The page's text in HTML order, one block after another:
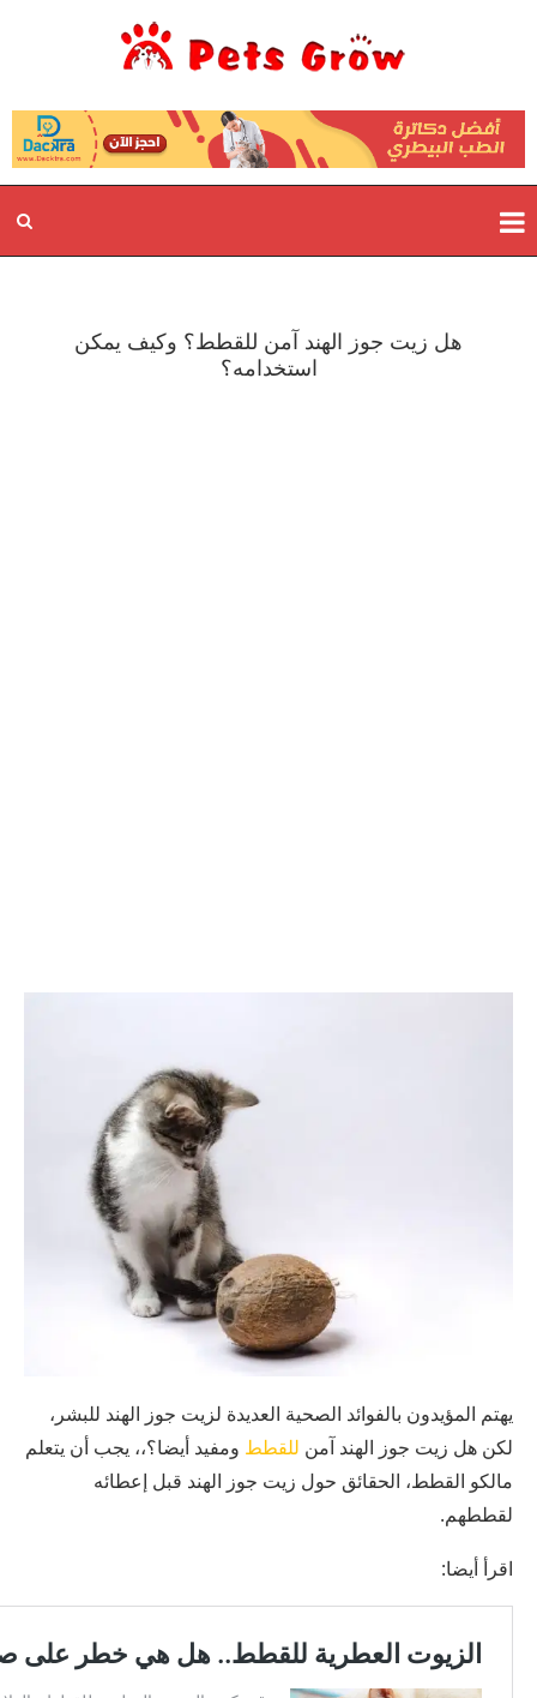
هل زيت جوز الهند آمن للقطط؟ وكيف يمكن
استخدامه؟
يهتم المؤيدون بالفوائد الصحية العديدة لزيت جوز الهند للبشر،
لكن هل زيت جوز الهند آمن للقطط ومفيد أيضا؟،، يجب أن يتعلم
مالكو القطط، الحقائق حول زيت جوز الهند قبل إعطائه
لقططهم.
اقرأ أيضا: